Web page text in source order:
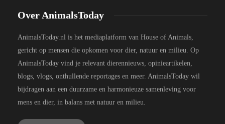
Over AnimalsToday
AnimalsToday.nl is het mediaplatform van House of Animals,
gericht op mensen die opkomen voor dier, natuur en milieu. Op
AnimalsToday vind je relevant dierennieuws, opinieartikelen,
blogs, vlogs, onthullende reportages en meer. AnimalsToday wil
bijdragen aan een duurzame en harmonieuze samenleving voor
mens en dier, in balans met natuur en milieu.